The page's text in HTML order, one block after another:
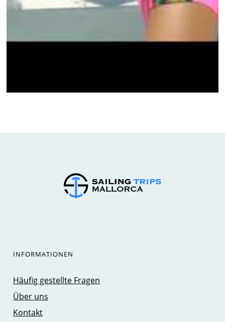
INFORMATIONEN
Häufig gestellte Fragen
Über uns
Kontakt